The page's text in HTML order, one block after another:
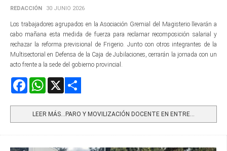
REDACCIÓN 30 JUNIO 2026
Los trabajadores agrupados en la Asociación Gremial del Magisterio llevarán a
cabo mañana esta medida de fuerza para reclamar recomposición salarial y
rechazar la reforma previsional de Frigerio. Junto con otros integrantes de la
Multisectorial en Defensa de la Caja de Jubilaciones, cerrarán la jornada con un
acto frente a la sede del gobierno provincial.
FacebookWhatsApp
LEER MÁS…PARO Y MOVILIZACIÓN DOCENTE EN ENTRE...